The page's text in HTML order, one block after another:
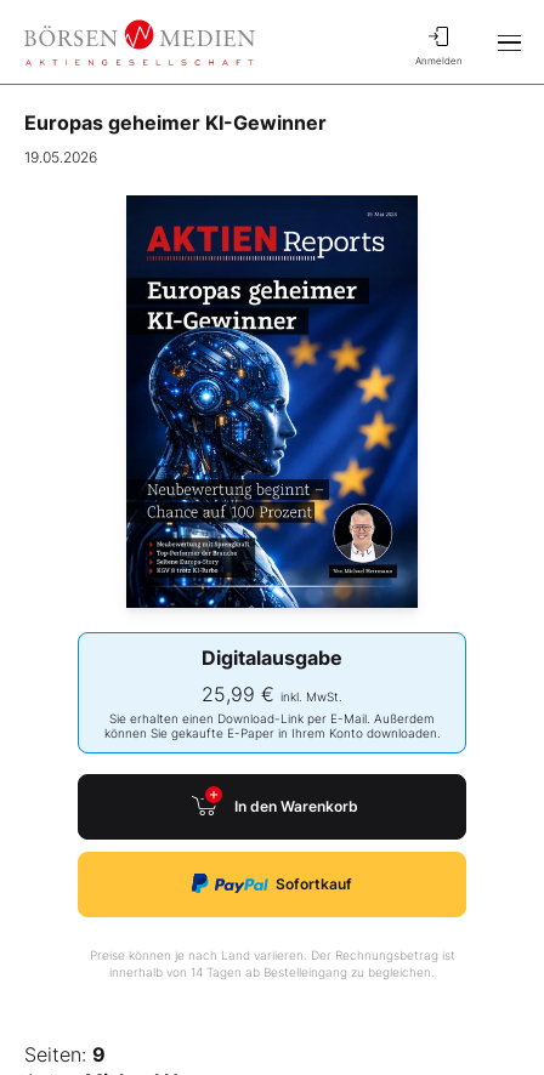
Anmelden
Europas geheimer KI-Gewinner
19.05.2026
Digitalausgabe
25,99 € inkl. MwSt.
Sie erhalten einen Download-Link per E-Mail. Außerdem
können Sie gekaufte E-Paper in Ihrem Konto downloaden.
In den Warenkorb
Sofortkauf
Preise können je nach Land variieren. Der Rechnungsbetrag ist
innerhalb von 14 Tagen ab Bestelleingang zu begleichen.
Seiten: 9